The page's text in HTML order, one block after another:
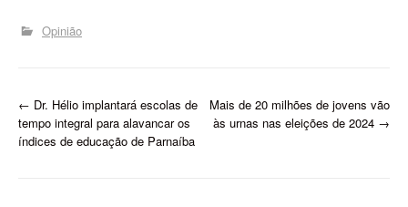
Opinião
P
o
← Dr. Hélio implantará escolas de
tempo integral para alavancar os
índices de educação de Parnaíba
Mais de 20 milhões de jovens vão
às urnas nas eleições de 2024 →